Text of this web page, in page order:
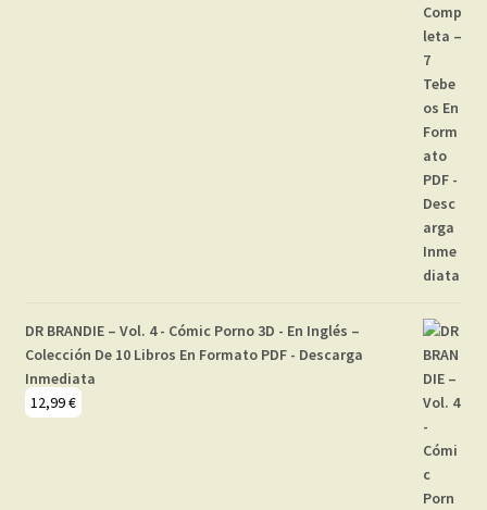
DR BRANDIE – Vol. 4 - Cómic Porno 3D - En Inglés –
Colección De 10 Libros En Formato PDF - Descarga
Inmediata
12,99€